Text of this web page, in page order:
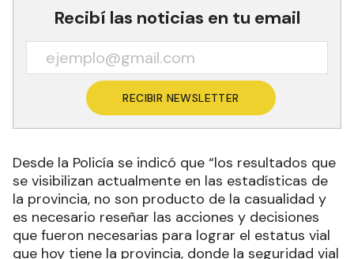
Recibí las noticias en tu email
RECIBIR NEWSLETTER
Desde la Policía se indicó que “los resultados que
se visibilizan actualmente en las estadísticas de
la provincia, no son producto de la casualidad y
es necesario reseñar las acciones y decisiones
que fueron necesarias para lograr el estatus vial
que hoy tiene la provincia, donde la seguridad vial